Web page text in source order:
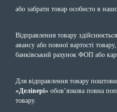
або забрати товар особисто в
Відправлення товару
авансу або повної вартості
банківський рахунок ФОП або
Для відправлення товару
«Делівері» обов’язкова повна
товару.